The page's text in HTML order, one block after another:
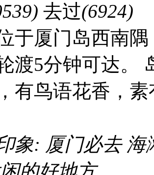
去过(6924)
于厦门岛西南
渡5分钟可达。
有鸟语花香，
象: 厦门必去 海